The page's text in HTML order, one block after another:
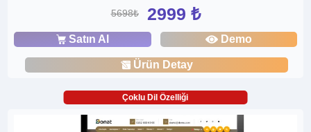
5698₺ 2999 ₺
Satın Al Demo
Ürün Detay
Çoklu Dil Özelliği